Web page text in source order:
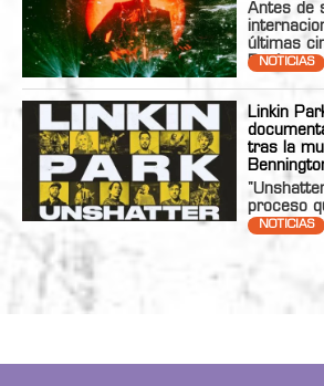
Antes de
últimas
Bs.As.
NOTICIAS
Linkin
tras la
proceso
conNOTICIAS